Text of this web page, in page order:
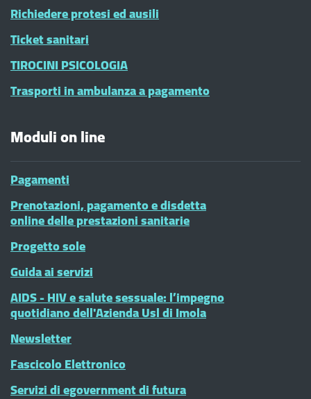
Richiedere protesi ed ausili
Ticket sanitari
TIROCINI PSICOLOGIA
Trasporti in ambulanza a pagamento
Moduli on line
Pagamenti
Prenotazioni, pagamento e disdetta
online delle prestazioni sanitarie
Progetto sole
Guida ai servizi
AIDS - HIV e salute sessuale: l’impegno
quotidiano dell'Azienda Usl di Imola
Newsletter
Fascicolo Elettronico
Servizi di egovernment di futura